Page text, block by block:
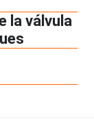
la válvula